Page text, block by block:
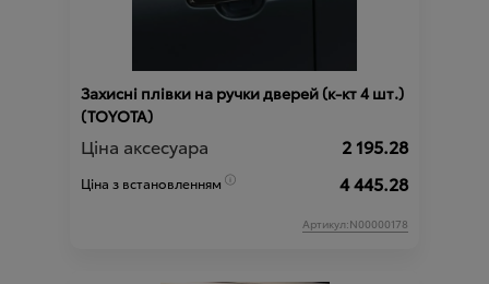
Захисні плівки на ручки дверей (к-кт 4 шт.)
(TOYOTA)
Ціна аксесуара 2 195.28
Ціна з встановленням 4 445.28
Артикул:N00000178